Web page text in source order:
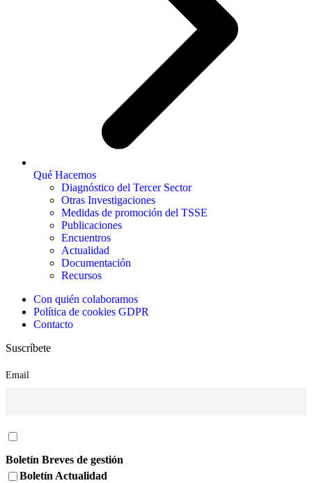
Qué Hacemos
Diagnóstico del Tercer Sector
Otras Investigaciones
Medidas de promoción del TSSE
Publicaciones
Encuentros
Actualidad
Documentación
Recursos
Con quién colaboramos
Política de cookies GDPR
Contacto
Suscríbete
Email
Boletín Breves de gestión
Boletín Actualidad